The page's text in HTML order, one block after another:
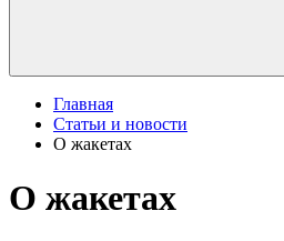
Главная
Статьи и новости
О жакетах
О жакетах